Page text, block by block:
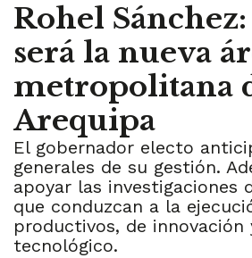
Rohel Sánchez:
será la nueva
metropolitana
Arequipa
El gobernador electo
generales de su gestión.
apoyar las investigaciones
que conduzcan a la
productivos, de innovación
tecnológico.